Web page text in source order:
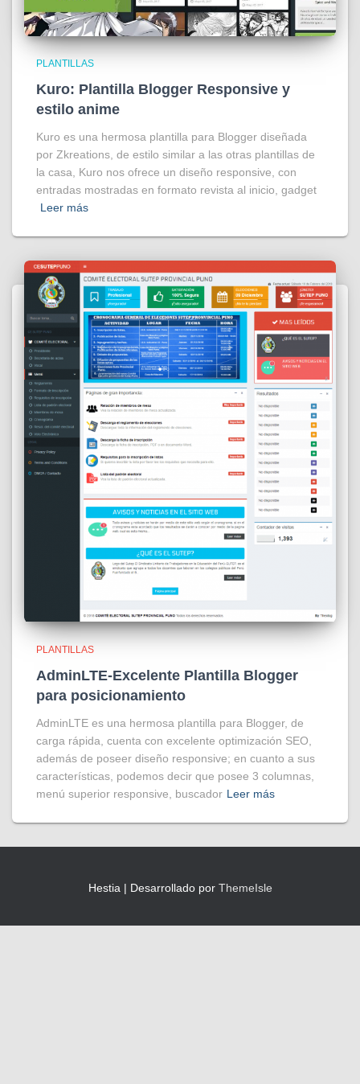
PLANTILLAS
Kuro: Plantilla Blogger Responsive y
estilo anime
Kuro es una hermosa plantilla para Blogger diseñada
por Zkreations, de estilo similar a las otras plantillas de
la casa, Kuro nos ofrece un diseño responsive, con
entradas mostradas en formato revista al inicio, gadget
Leer más
PLANTILLAS
AdminLTE-Excelente Plantilla Blogger
para posicionamiento
AdminLTE es una hermosa plantilla para Blogger, de
carga rápida, cuenta con excelente optimización SEO,
además de poseer diseño responsive; en cuanto a sus
características, podemos decir que posee 3 columnas,
menú superior responsive, buscador Leer más
Hestia | Desarrollado por ThemeIsle